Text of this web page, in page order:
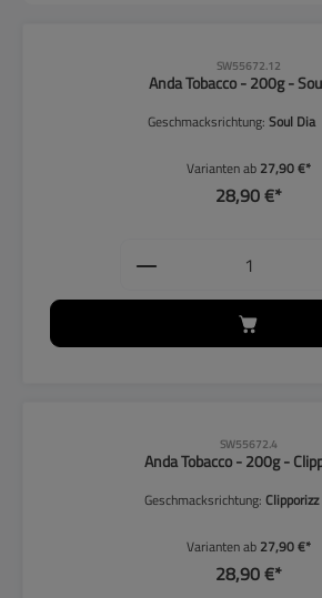
SW55672.12
Anda Tobacco - 200g -
Geschmacksrichtung:Soul Dia
Varianten ab 27,90 €*
28,90 €*
Produkt Anzahl:
SW55672.4
Anda Tobacco - 200g -
Geschmacksrichtung:Clipporizz
Varianten ab 27,90 €*
28,90 €*